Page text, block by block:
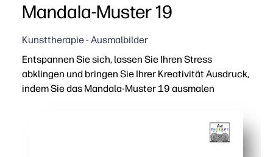
Mandala-Muster 19
Kunsttherapie - Ausmalbilder
Entspannen Sie sich, lassen Sie Ihren Stress
abklingen und bringen Sie Ihrer Kreativität Ausdruck,
indem Sie das Mandala-Muster 19 ausmalen
Die komplizierte Mandala-Symmetrie hilft Ihnen, sich